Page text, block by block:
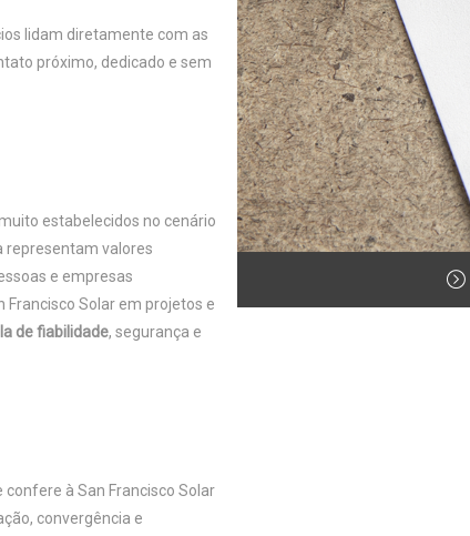
lidam diretamente com as
próximo, dedicado e sem
estabelecidos no cenário
representam valores
e empresas
Francisco Solar em projetos e
de fiabilidade, segurança e
à San Francisco Solar
convergência e